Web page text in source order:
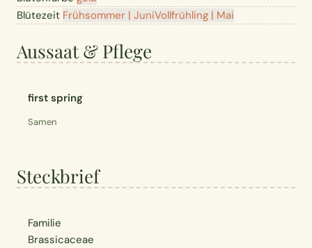
Blütezeit Frühsommer | JuniVollfrühling | Mai
Aussaat & Pflege
first spring
Samen
Steckbrief
Familie
Brassicaceae